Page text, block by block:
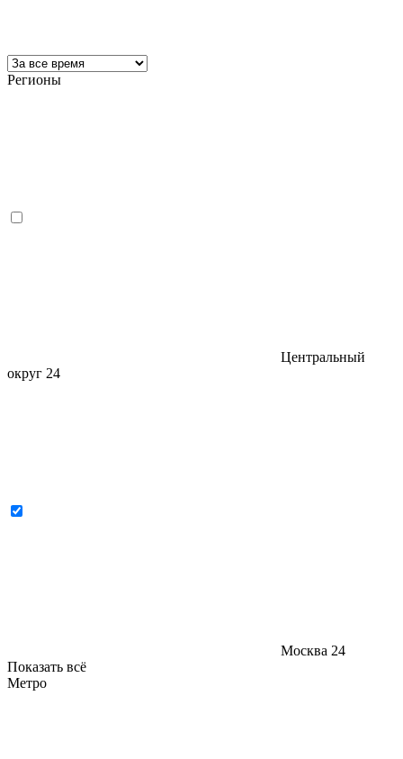
Регионы
Центральный
округ 24
Москва 24
Показать всё
Метро